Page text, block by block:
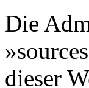
Die
dieser